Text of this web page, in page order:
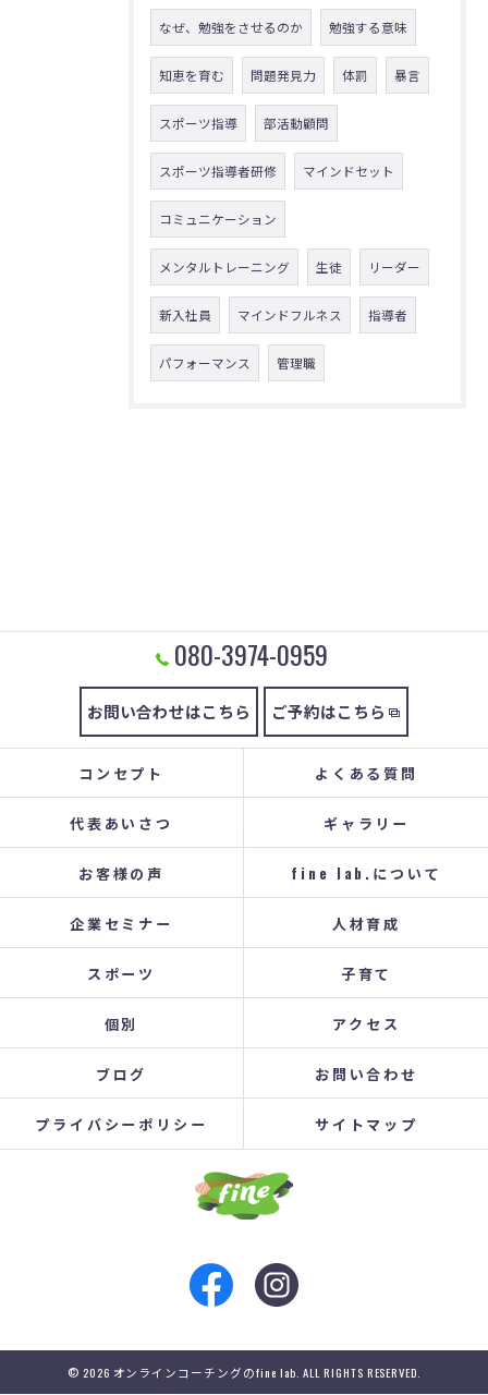
なぜ、勉強をさせるのか 勉強する意味
知恵を育む 問題発見力 体罰 暴言
スポーツ指導 部活動顧問
スポーツ指導者研修 マインドセット
コミュニケーション
メンタルトレーニング 生徒 リーダー
新入社員 マインドフルネス 指導者
パフォーマンス 管理職
080-3974-0959
お問い合わせはこちら ご予約はこちら
コンセプト よくある質問
代表あいさつ ギャラリー
お客様の声 fine lab.について
企業セミナー 人材育成
スポーツ 子育て
個別 アクセス
ブログ お問い合わせ
プライバシーポリシー サイトマップ
© 2026 オンラインコーチングのfine lab. ALL RIGHTS RESERVED.